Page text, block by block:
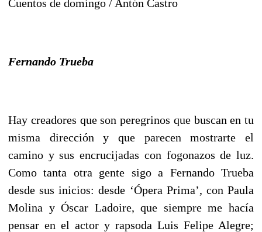
Cuentos de domingo / Antón Castro
Fernando Trueba
Hay creadores que son peregrinos que buscan en tu
misma dirección y que parecen mostrarte el
camino y sus encrucijadas con fogonazos de luz.
Como tanta otra gente sigo a Fernando Trueba
desde sus inicios: desde ‘Ópera Prima’, con Paula
Molina y Óscar Ladoire, que siempre me hacía
pensar en el actor y rapsoda Luis Felipe Alegre;